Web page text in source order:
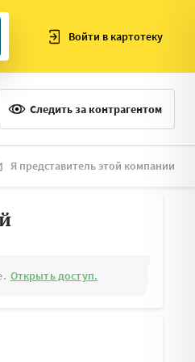
Войти в картотеку
Следить за контрагентом
Я представитель этой компании
Открыть доступ.